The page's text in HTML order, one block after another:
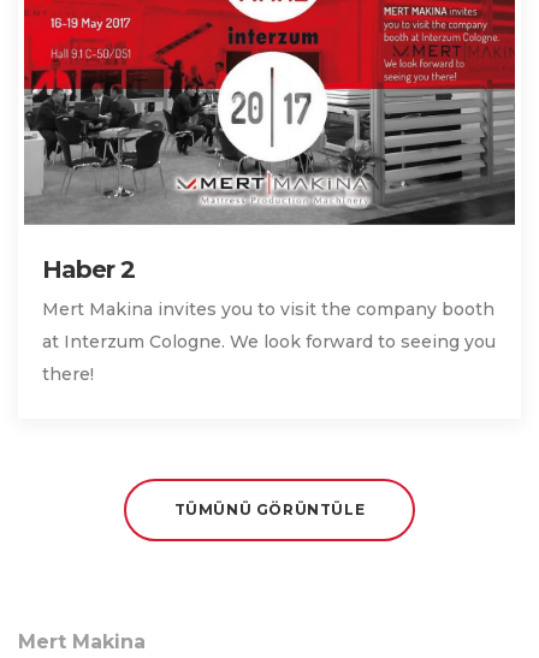
Haber 2
Mert Makina invites you to visit the company booth
at Interzum Cologne. We look forward to seeing you
there!
TÜMÜNÜ GÖRÜNTÜLE
Mert Makina